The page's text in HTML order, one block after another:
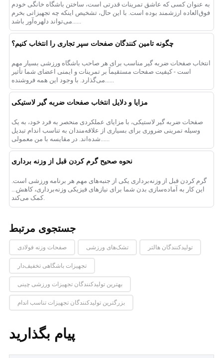
به عنوان کسی که عاشق تمرینات قدرتی است، ساختن باشگاه خانگی خودم
فوق‌العاده ارزشمند بوده است. با این حال، تشخیص اینکه چه تجهیزاتی بخرم
می‌تواند دلهره‌آور باشد......
چگونه تامین کنندگان صفحات سپر تجاری را انتخاب کنیم؟
انتخاب صفحات ضربه گیر مناسب برای هر صاحب باشگاه ورزشی بسیار مهم
است - کیفیت صفحات مستقیماً بر تمرینات و ایمنی اعضای شما تأثیر
می‌گذارد. با وجود این همه فروشنده......
مزایا و دلایل انتخاب صفحات ضربه گیر لاستیکی
صفحات ضربه گیر لاستیکی، با مزایای عملکردی منحصر به فرد خود، به یک
وسیله تمرینی ضروری برای بسیاری از علاقه‌مندان به تناسب اندام تبدیل
شده‌اند. در مقایسه با منِ معمولی......
نحوه صحیح گرم کردن قبل از وزنه برداری
گرم کردن قبل از وزنه‌برداری یکی از جنبه‌های مهم هر برنامه ورزشی است.
این کار به آماده‌سازی بدن شما برای نیازهای فیزیکی وزنه‌برداری، کاهش...
کمک می‌کند.
جستجوی مرتبط
صفحات وزنه فولادی تشک‌های ورزشی تولیدکنندگان هالتر
تجهیزات باشگاهی تخفیف‌دار
بهترین تولیدکنندگان تجهیزات ورزشی چینی
بزرگترین تولیدکنندگان تجهیزات تناسب اندام
پیام بگذارید